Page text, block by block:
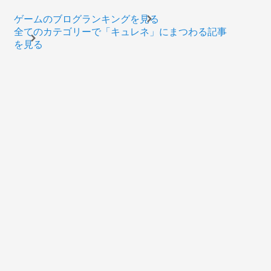
ゲームのブログランキングを見る
全てのカテゴリーで「キュレネ」にまつわる記事
を見る